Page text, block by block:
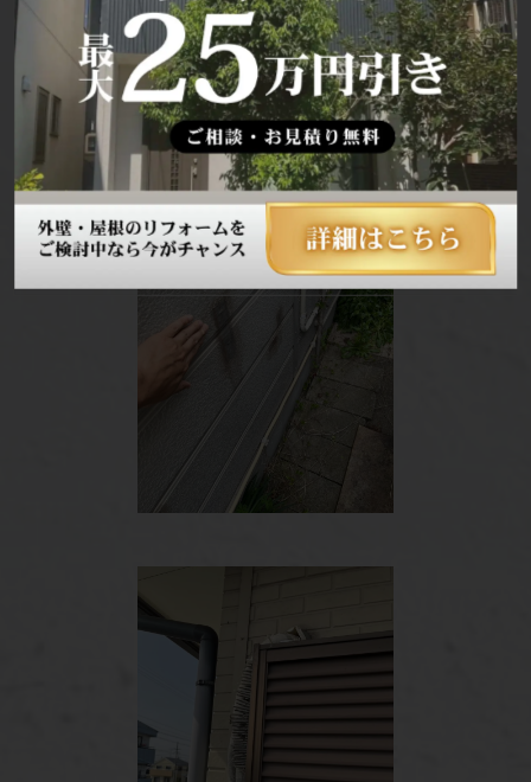
色褪せが進んでいます。紫外線によって塗膜が
変質し、防水効果が失われているサインですの
で、塗装してもう一度塗膜を復活させる必要が
あります。